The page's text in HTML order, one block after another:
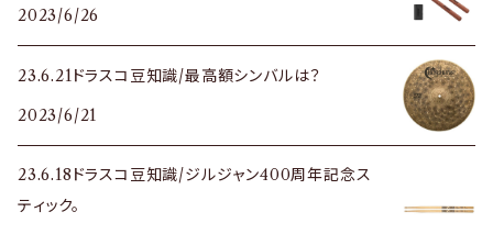
2023/6/26
23.6.21ドラスコ豆知識/最高額シンバルは？
2023/6/21
23.6.18ドラスコ豆知識/ジルジャン400周年記念ス
ティック。